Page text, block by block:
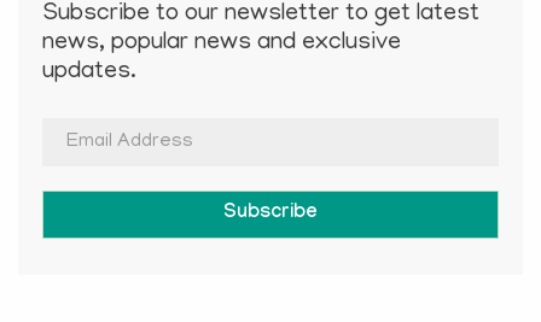
Subscribe to our newsletter to get latest
news, popular news and exclusive
updates.
Subscribe